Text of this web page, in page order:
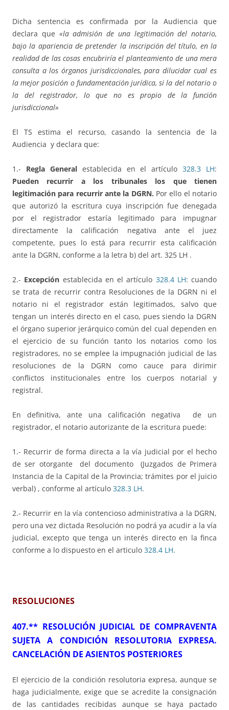
Dicha sentencia es confirmada por la Audiencia que
declara que «la admisión de una legitimación del notario,
bajo la apariencia de pretender la inscripción del título, en la
realidad de las cosas encubriría el planteamiento de una mera
consulta a los órganos jurisdiccionales, para dilucidar cual es
la mejor posición o fundamentación jurídica, si la del notario o
la del registrador, lo que no es propio de la función
jurisdiccional»
El TS estima el recurso, casando la sentencia de la
Audiencia y declara que:
1.- Regla Generalestablecida en el artículo328.3 LH:
Pueden recurrir a los tribunales los que tienen
legitimación para recurrir ante la DGRN. Por ello el notario
que autorizó la escritura cuya inscripción fue denegada
por el registrador estaría legitimado para impugnar
directamente la calificación negativa ante el juez
competente, pues lo está para recurrir esta calificación
ante la DGRN, conforme a la letra b) del art. 325 LH .
2.- Excepción establecida en el artículo 328.4 LH: cuando
se trata de recurrir contra Resoluciones de la DGRN ni el
notario ni el registrador están legitimados, salvo que
tengan un interés directo en el caso, pues siendo la DGRN
el órgano superior jerárquico común del cual dependen en
el ejercicio de su función tanto los notarios como los
registradores, no se emplee la impugnación judicial de las
resoluciones de la DGRN como cauce para dirimir
conflictos institucionales entre los cuerpos notarial y
registral.
En definitiva, ante una calificación negativa de un
registrador, el notario autorizante de la escritura puede:
1.- Recurrir de forma directa a la vía judicial por el hecho
de ser otorgante del documento (Juzgados de Primera
Instancia de la Capital de la Provincia; trámites por el juicio
verbal) , conforme al artículo 328.3 LH.
2.- Recurrir en la vía contencioso administrativa a la DGRN,
pero una vez dictada Resolución no podrá ya acudir a la vía
judicial, excepto que tenga un interés directo en la finca
conforme a lo dispuesto en el articulo 328.4 LH.
RESOLUCIONES
407.** RESOLUCIÓN JUDICIAL DE COMPRAVENTA
SUJETA A CONDICIÓN RESOLUTORIA EXPRESA.
CANCELACIÓN DE ASIENTOS POSTERIORES
El ejercicio de la condición resolutoria expresa, aunque se
haga judicialmente, exige que se acredite la consignación
de las cantidades recibidas aunque se haya pactado